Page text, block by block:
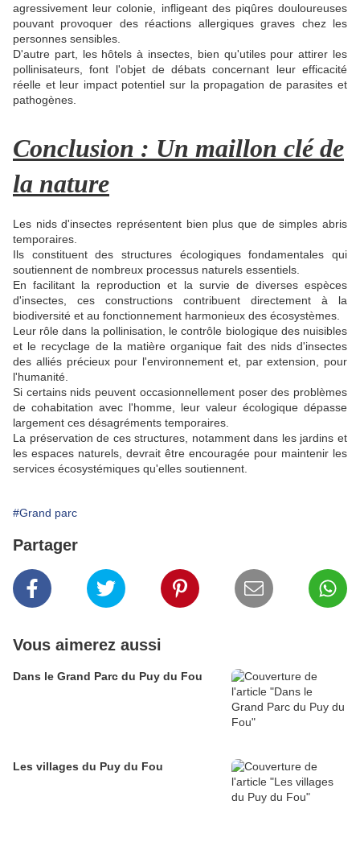
agressivement leur colonie, infligeant des piqûres douloureuses
pouvant provoquer des réactions allergiques graves chez les
personnes sensibles.
D'autre part, les hôtels à insectes, bien qu'utiles pour attirer les
pollinisateurs, font l'objet de débats concernant leur efficacité
réelle et leur impact potentiel sur la propagation de parasites et
pathogènes.
Conclusion : Un maillon clé de
la nature
Les nids d'insectes représentent bien plus que de simples abris
temporaires.
Ils constituent des structures écologiques fondamentales qui
soutiennent de nombreux processus naturels essentiels.
En facilitant la reproduction et la survie de diverses espèces
d'insectes, ces constructions contribuent directement à la
biodiversité et au fonctionnement harmonieux des écosystèmes.
Leur rôle dans la pollinisation, le contrôle biologique des nuisibles
et le recyclage de la matière organique fait des nids d'insectes
des alliés précieux pour l'environnement et, par extension, pour
l'humanité.
Si certains nids peuvent occasionnellement poser des problèmes
de cohabitation avec l'homme, leur valeur écologique dépasse
largement ces désagréments temporaires.
La préservation de ces structures, notamment dans les jardins et
les espaces naturels, devrait être encouragée pour maintenir les
services écosystémiques qu'elles soutiennent.
#Grand parc
Partager
Vous aimerez aussi
Dans le Grand Parc du Puy du Fou
Les villages du Puy du Fou